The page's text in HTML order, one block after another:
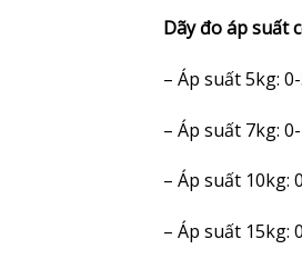
Dãy đo áp suất
– Áp suất 5kg:
– Áp suất 7kg:
– Áp suất 10kg:
– Áp suất 15kg: